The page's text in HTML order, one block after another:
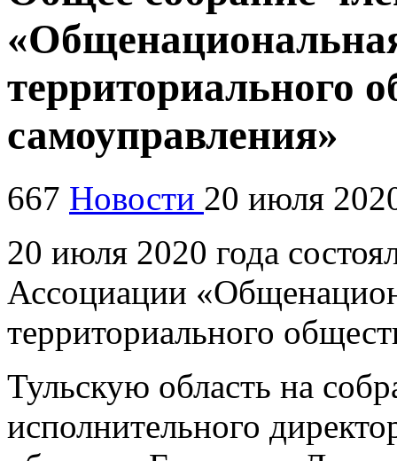
территориального
самоуправления»
667 Новости 20 июля
20 июля 2020 года
Ассоциации
территориального
Тульскую область на
исполнительного